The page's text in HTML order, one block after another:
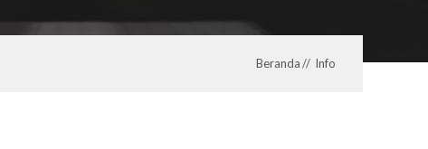
Beranda Info